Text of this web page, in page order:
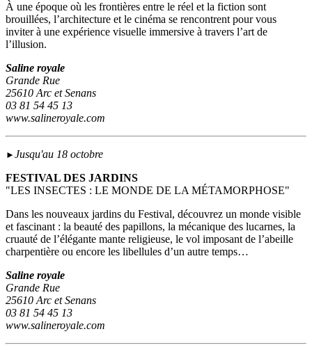
À une époque où les frontières entre le réel et la fiction sont
brouillées, l’architecture et le cinéma se rencontrent pour vous
inviter à une expérience visuelle immersive à travers l’art de
l’illusion.
Saline royale
Grande Rue
25610 Arc et Senans
03 81 54 45 13
www.salineroyale.com
► Jusqu'au 18 octobre
FESTIVAL DES JARDINS
"LES INSECTES : LE MONDE DE LA MÉTAMORPHOSE"
Dans les nouveaux jardins du Festival, découvrez un monde visible
et fascinant : la beauté des papillons, la mécanique des lucarnes, la
cruauté de l’élégante mante religieuse, le vol imposant de l’abeille
charpentière ou encore les libellules d’un autre temps…
Saline royale
Grande Rue
25610 Arc et Senans
03 81 54 45 13
www.salineroyale.com